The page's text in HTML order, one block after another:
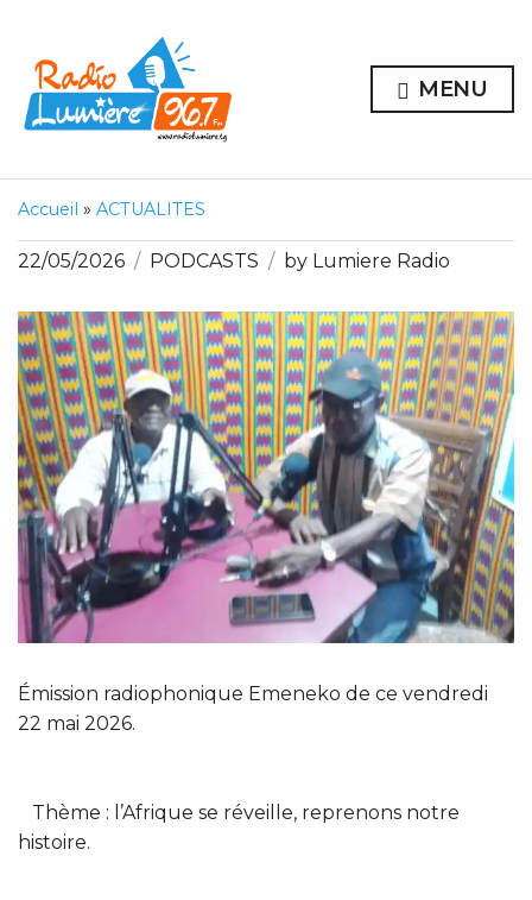
MENU
Accueil » ACTUALITES
22/05/2026 PODCASTS by Lumiere Radio
Émission radiophonique Emeneko de ce vendredi
22 mai 2026.
Thème : l’Afrique se réveille, reprenons notre
histoire.